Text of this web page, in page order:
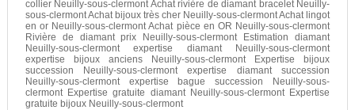
collier Neuilly-sous-clermont Achat rivière de diamant bracelet Neuilly-
sous-clermont Achat bijoux très cher Neuilly-sous-clermont Achat lingot
en or Neuilly-sous-clermont Achat pièce en OR Neuilly-sous-clermont
Rivière de diamant prix Neuilly-sous-clermont Estimation diamant
Neuilly-sous-clermont expertise diamant Neuilly-sous-clermont
expertise bijoux anciens Neuilly-sous-clermont Expertise bijoux
succession Neuilly-sous-clermont expertise diamant succession
Neuilly-sous-clermont expertise bague succession Neuilly-sous-
clermont Expertise gratuite diamant Neuilly-sous-clermont Expertise
gratuite bijoux Neuilly-sous-clermont